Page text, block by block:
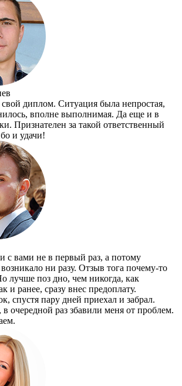
свой диплом. Ситуация была непростая,
вполне выполнимая. Да еще и в
Признателен за такой ответственный
и удачи!
с вами не в первый раз, а потому
ни разу. Отзыв тога почему-то
лучше поз дно, чем никогда, как
и ранее, сразу внес предоплату.
спустя пару дней приехал и забрал.
очередной раз збавили меня от проблем.